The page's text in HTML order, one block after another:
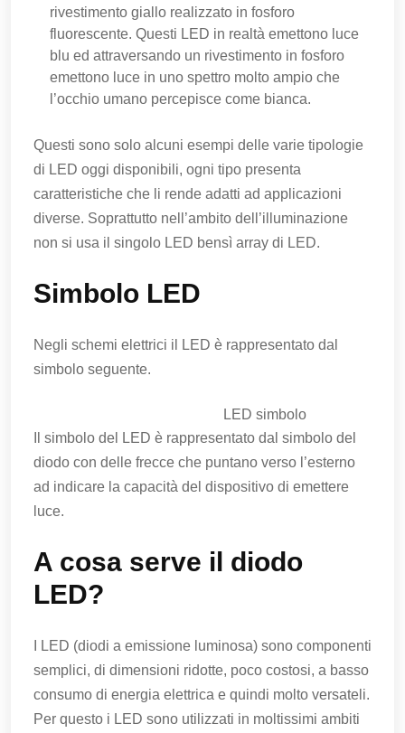
rivestimento giallo realizzato in fosforo
fluorescente. Questi LED in realtà emettono luce
blu ed attraversando un rivestimento in fosforo
emettono luce in uno spettro molto ampio che
l’occhio umano percepisce come bianca.
Questi sono solo alcuni esempi delle varie tipologie
di LED oggi disponibili, ogni tipo presenta
caratteristiche che li rende adatti ad applicazioni
diverse. Soprattutto nell’ambito dell’illuminazione
non si usa il singolo LED bensì array di LED.
Simbolo LED
Negli schemi elettrici il LED è rappresentato dal
simbolo seguente.
LED simbolo
Il simbolo del LED è rappresentato dal simbolo del
diodo con delle frecce che puntano verso l’esterno
ad indicare la capacità del dispositivo di emettere
luce.
A cosa serve il diodo
LED?
I LED (diodi a emissione luminosa) sono componenti
semplici, di dimensioni ridotte, poco costosi, a basso
consumo di energia elettrica e quindi molto versateli.
Per questo i LED sono utilizzati in moltissimi ambiti